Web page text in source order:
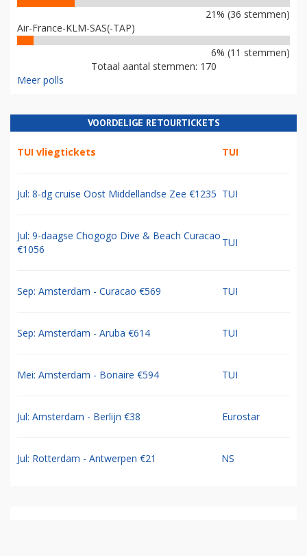
21% (36 stemmen)
Air-France-KLM-SAS(-TAP)
6% (11 stemmen)
Totaal aantal stemmen: 170
Meer polls
VOORDELIGE RETOURTICKETS
TUI vliegtickets TUI
Jul: 8-dg cruise Oost Middellandse Zee €1235 TUI
Jul: 9-daagse Chogogo Dive & Beach Curacao
€1056
TUI
Sep: Amsterdam - Curacao €569 TUI
Sep: Amsterdam - Aruba €614 TUI
Mei: Amsterdam - Bonaire €594 TUI
Jul: Amsterdam - Berlijn €38 Eurostar
Jul: Rotterdam - Antwerpen €21 NS